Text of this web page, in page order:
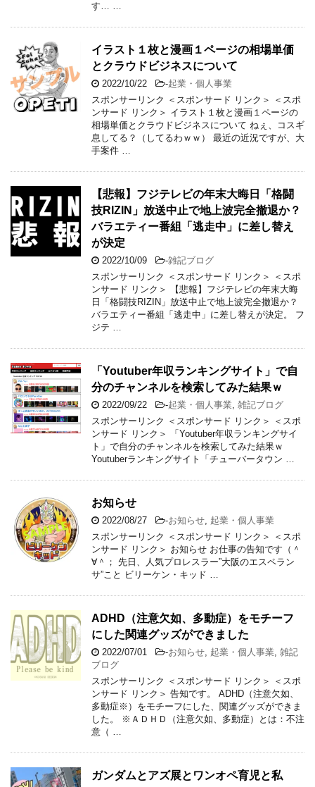
す… …
イラスト１枚と漫画１ページの相場単価
とクラウドビジネスについて
2022/10/22 -起業・個人事業
スポンサーリンク ＜スポンサード リンク＞ ＜スポ
ンサード リンク＞ イラスト１枚と漫画１ページの
相場単価とクラウドビジネスについて ねぇ、コスギ
息してる？（してるわｗｗ） 最近の近況ですが、大
手案件 …
【悲報】フジテレビの年末大晦日「格闘
技RIZIN」放送中止で地上波完全撤退か？
バラエティー番組「逃走中」に差し替え
が決定
2022/10/09 -雑記ブログ
スポンサーリンク ＜スポンサード リンク＞ ＜スポ
ンサード リンク＞ 【悲報】フジテレビの年末大晦
日「格闘技RIZIN」放送中止で地上波完全撤退か？
バラエティー番組「逃走中」に差し替えが決定。 フ
ジテ …
「Youtuber年収ランキングサイト」で自
分のチャンネルを検索してみた結果ｗ
2022/09/22 -起業・個人事業, 雑記ブログ
スポンサーリンク ＜スポンサード リンク＞ ＜スポ
ンサード リンク＞ 「Youtuber年収ランキングサイ
ト」で自分のチャンネルを検索してみた結果ｗ
Youtuberランキングサイト「チューバータウン …
お知らせ
2022/08/27 -お知らせ, 起業・個人事業
スポンサーリンク ＜スポンサード リンク＞ ＜スポ
ンサード リンク＞ お知らせ お仕事の告知です（＾
∀＾； 先日、人気プロレスラー”大阪のエスペラン
サ”こと ビリーケン・キッド …
ADHD（注意欠如、多動症）をモチーフ
にした関連グッズができました
2022/07/01 -お知らせ, 起業・個人事業, 雑記
ブログ
スポンサーリンク ＜スポンサード リンク＞ ＜スポ
ンサード リンク＞ 告知です。 ADHD（注意欠如、
多動症※）をモチーフにした、関連グッズができま
した。 ※ＡＤＨＤ（注意欠如、多動症）とは：不注
意（ …
ガンダムとアズ展とワンオペ育児と私